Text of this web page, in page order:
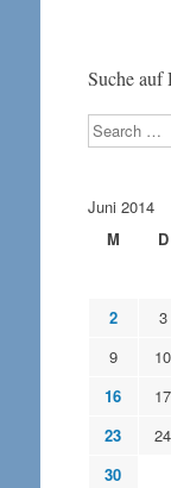
Suche auf
Search
Juni 2014
M
D
2
3
9
10
16
17
23
24
30